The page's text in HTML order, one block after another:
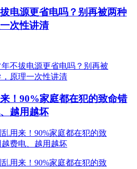
电源更省电吗？别再被两种
次性讲清
！90%家庭都在犯的致命错
越用越坏